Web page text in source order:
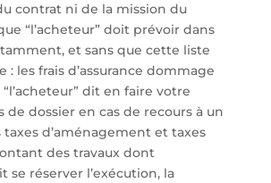
contrat ni de la mission du
“l’acheteur” doit prévoir dans
et sans que cette liste
: les frais d’assurance dommage
dit en faire votre
de dossier en cas de recours à un
d’aménagement et taxes
des travaux dont
se réserver l’exécution, la